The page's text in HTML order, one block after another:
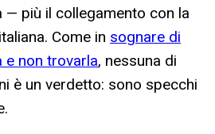
— più il collegamento con la
Come in sognare di
e non trovarla, nessuna di
è un verdetto: sono specchi